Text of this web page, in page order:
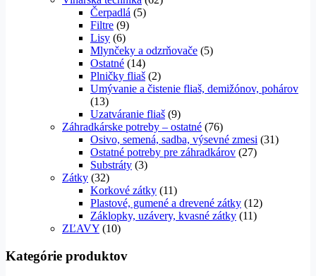
Čerpadlá (5)
Filtre (9)
Lisy (6)
Mlynčeky a odzrňovače (5)
Ostatné (14)
Plničky fliaš (2)
Umývanie a čistenie fliaš, demižónov, pohárov
(13)
Uzatváranie fliaš (9)
Záhradkárske potreby – ostatné (76)
Osivo, semená, sadba, výsevné zmesi (31)
Ostatné potreby pre záhradkárov (27)
Substráty (3)
Zátky (32)
Korkové zátky (11)
Plastové, gumené a drevené zátky (12)
Záklopky, uzávery, kvasné zátky (11)
ZĽAVY (10)
Kategórie produktov